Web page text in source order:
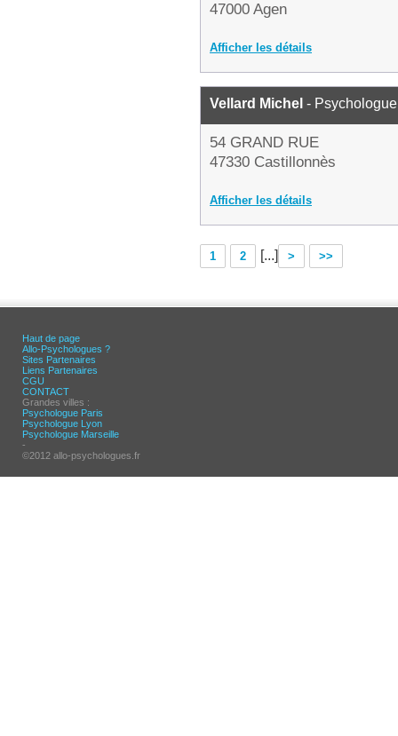
47000 Agen
Afficher les détails
Vellard Michel - Psychologue
54 GRAND RUE
47330 Castillonnès
Afficher les détails
1 2 [...] > >>
Haut de page
Allo-Psychologues ?
Sites Partenaires
Liens Partenaires
CGU
CONTACT
Grandes villes :
Psychologue Paris
Psychologue Lyon
Psychologue Marseille
-
©2012 allo-psychologues.fr